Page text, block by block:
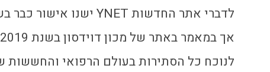
לדברי אתר החדשות YNET ישנו אישור כבר בשנת 2014,
אך במאמר באתר של מכון דוידסון בשנת 2019 ה- FDA מזהיר שלא להשתמש בהשתלות צואה,
לנוכח כל הסתירות בעולם הרפואי והחששות